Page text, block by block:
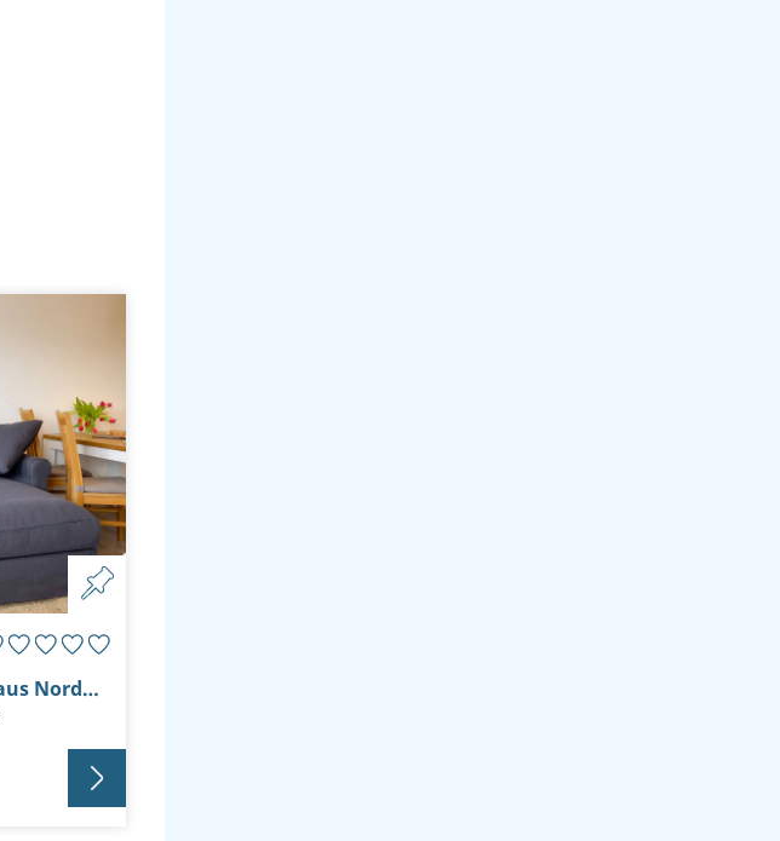
Moderne Ferienwohnung im Haus Nordseebrandung A 2.2